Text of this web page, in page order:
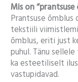
Mis on
Prantsuse õmblus
tekstiili
õmblus, eriti just
puhul. Tänu
ka esteetiliselt
vastupidavad.